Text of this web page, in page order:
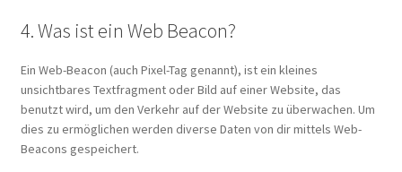
4. Was ist ein Web Beacon?
Ein Web-Beacon (auch Pixel-Tag genannt), ist ein kleines
unsichtbares Textfragment oder Bild auf einer Website, das
benutzt wird, um den Verkehr auf der Website zu überwachen. Um
dies zu ermöglichen werden diverse Daten von dir mittels Web-
Beacons gespeichert.